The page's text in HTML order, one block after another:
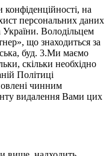
на
персональних даних
України. Володільцем
що знаходиться за
буд. 3.Ми маємо
скільки необхідно
Політиці
чинним
видалення Вами цих